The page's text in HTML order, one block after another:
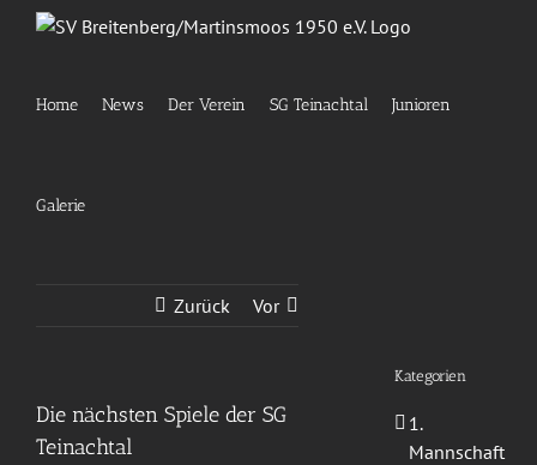
Home News Der Verein SG Teinachtal Junioren
Galerie
Zurück Vor
Die nächsten Spiele der SG
Teinachtal
Kategorien
1.
Mannschaft